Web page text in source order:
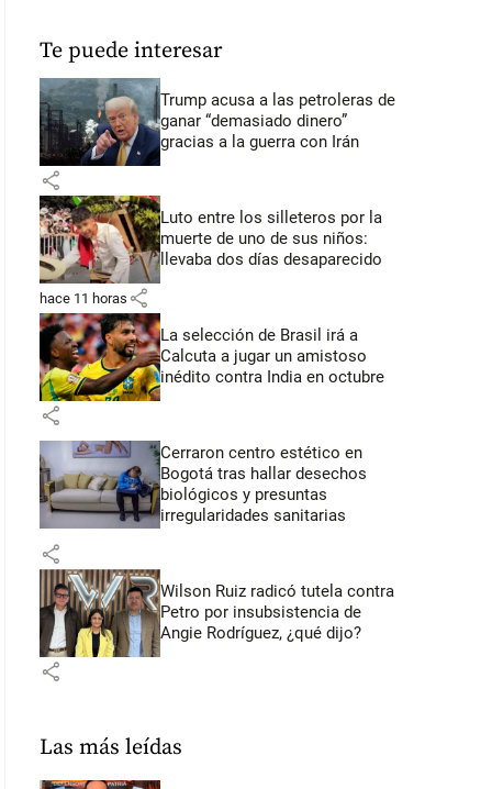
Te puede interesar
Trump acusa a las petroleras de
ganar “demasiado dinero”
gracias a la guerra con Irán
share
Luto entre los silleteros por la
muerte de uno de sus niños:
llevaba dos días desaparecido
hace 11 horas share
La selección de Brasil irá a
Calcuta a jugar un amistoso
inédito contra India en octubre
share
Cerraron centro estético en
Bogotá tras hallar desechos
biológicos y presuntas
irregularidades sanitarias
share
Wilson Ruiz radicó tutela contra
Petro por insubsistencia de
Angie Rodríguez, ¿qué dijo?
share
Las más leídas